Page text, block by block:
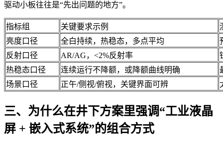
驱动小板往往是“先出问题的地方”。
指标组 关键要求示例
亮度口径
全白持续，热稳态，多点平均
反射口径
AR/AG，<2%反射率
热稳态口径
连续运行不降额，或降额曲线明确
场景口径
正午/侧视/俯视，关键界面可辨
三、为什么在井下方案里强调“工业液晶
屏 + 嵌入式系统”的组合方式